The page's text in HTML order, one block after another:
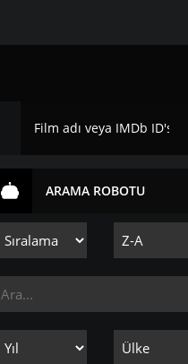
ARAMA ROBOTU